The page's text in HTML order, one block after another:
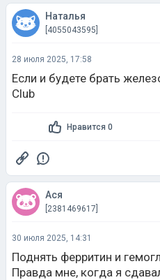
Наталья
[4055043595]
28 июля 2025, 17:58
Если и будете брать
Club
Нравится 0
Ася
[2381469617]
30 июля 2025, 14:31
Поднять ферритин и
Правда мне, когда я